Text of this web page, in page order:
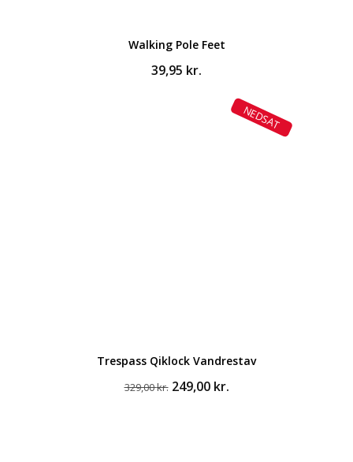
Walking Pole Feet
39,95 kr.
NEDSAT
Trespass Qiklock Vandrestav
329,00kr. Den
249,00 kr.Den